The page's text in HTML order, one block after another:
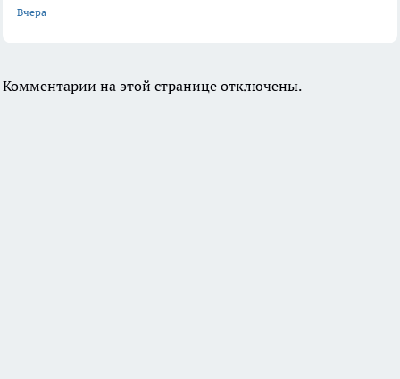
Вчера
Комментарии на этой странице отключены.